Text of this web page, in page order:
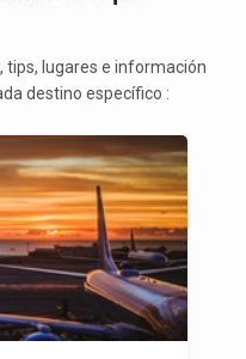
lugares e información
destino específico :